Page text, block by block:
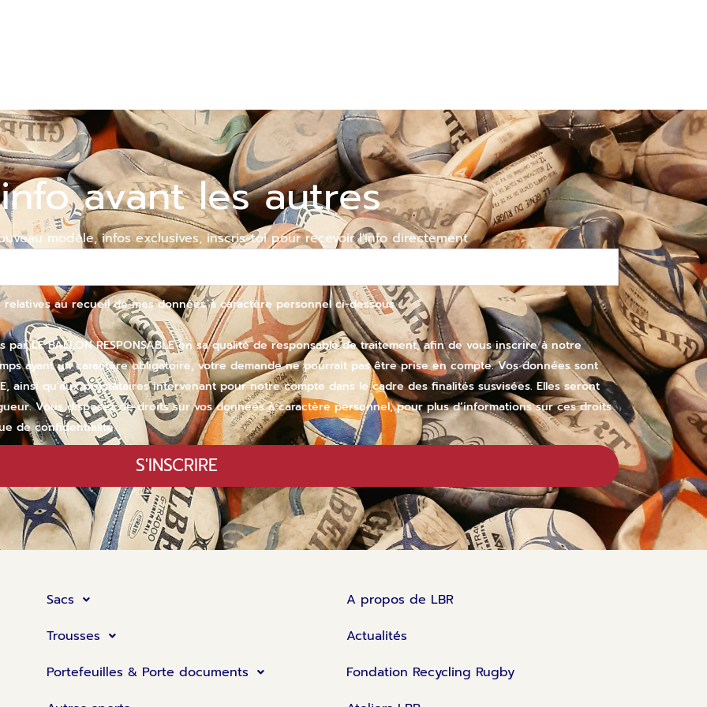
avant les autres
modèle, infos exclusives, inscris-toi pour recevoir l'info directement
au recueil de mes données à caractère personnel ci-dessous :
LE BALLON RESPONSABLE en sa qualité de responsable de traitement, afin de vous inscrire à notre
ayant un caractère obligatoire, votre demande ne pourrait pas être prise en compte. Vos données sont
ainsi qu’aux prestataires intervenant pour notre compte dans le cadre des finalités susvisées. Elles seront
Vous disposez de droits sur vos données à caractère personnel, pour plus d’informations sur ces droits
de confidentialité.
S'INSCRIRE
Sacs
Trousses
Portefeuilles & Porte documents
A propos de LBR
Actualités
Fondation Recycling Rugby